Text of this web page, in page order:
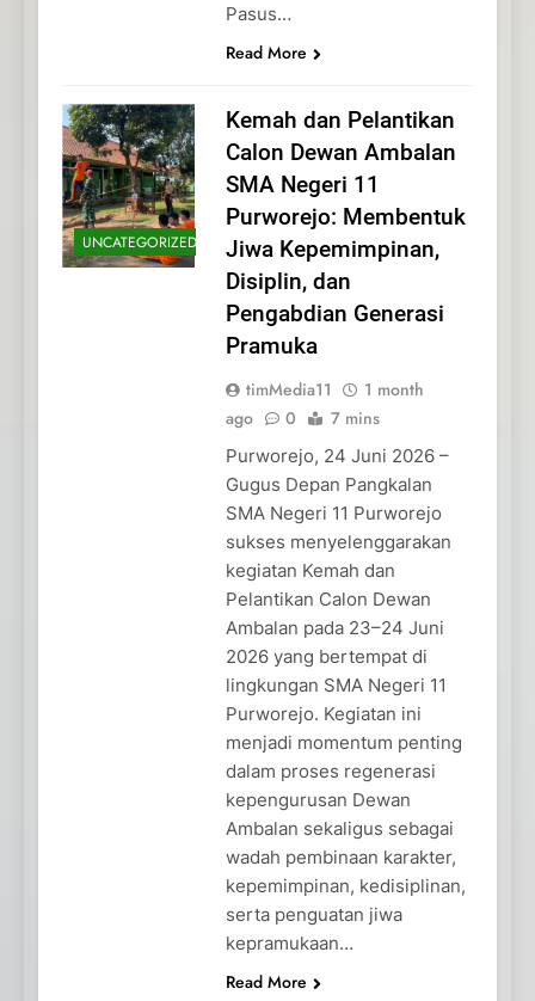
Pasus…
Read More
UNCATEGORIZED
Kemah dan Pelantikan
Calon Dewan Ambalan
SMA Negeri 11
Purworejo: Membentuk
Jiwa Kepemimpinan,
Disiplin, dan
Pengabdian Generasi
Pramuka
timMedia11
1 month
ago
0 7 mins
Purworejo, 24 Juni 2026 –
Gugus Depan Pangkalan
SMA Negeri 11 Purworejo
sukses menyelenggarakan
kegiatan Kemah dan
Pelantikan Calon Dewan
Ambalan pada 23–24 Juni
2026 yang bertempat di
lingkungan SMA Negeri 11
Purworejo. Kegiatan ini
menjadi momentum penting
dalam proses regenerasi
kepengurusan Dewan
Ambalan sekaligus sebagai
wadah pembinaan karakter,
kepemimpinan, kedisiplinan,
serta penguatan jiwa
kepramukaan…
Read More